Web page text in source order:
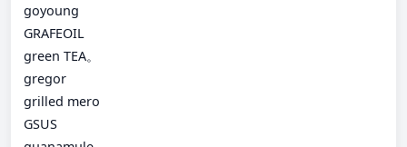
goyoung
GRAFEOIL
green TEA。
gregor
grilled mero
GSUS